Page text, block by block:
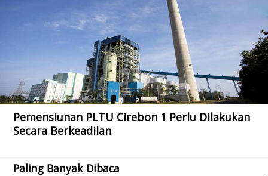
Pemensiunan PLTU Cirebon 1 Perlu Dilakukan
Secara Berkeadilan
Paling Banyak Dibaca